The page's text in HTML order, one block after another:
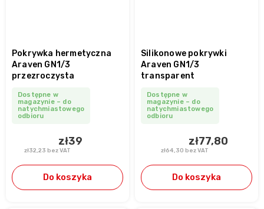
Pokrywka hermetyczna
Araven GN1/3
przezroczysta
Dostępne w
magazynie – do
natychmiastowego
odbioru
zł32,23 bez VAT
zł39
Do koszyka
Silikonowe pokrywki
Araven GN1/3
transparent
Dostępne w
magazynie – do
natychmiastowego
odbioru
zł64,30 bez VAT
zł77,80
Do koszyka